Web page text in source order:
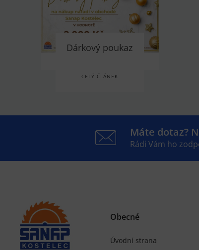
Dárkový poukaz
CELÝ ČLÁNEK
Máte dotaz?
Rádi Vám ho
Obecné
Úvodní strana